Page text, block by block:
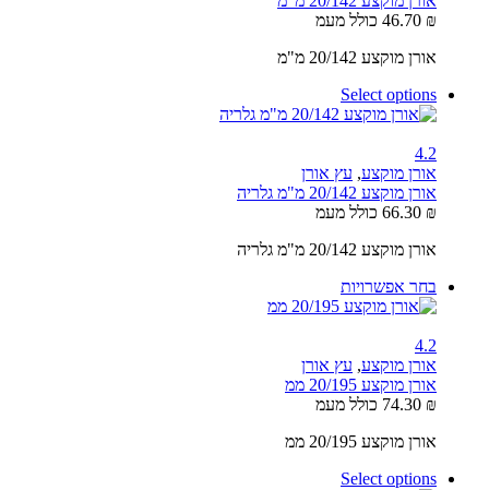
46.70 ₪
כולל מעמ
אורן מוקצע 20/142 מ"מ
Select options
4.2
אורן מוקצע, עץ אורן
אורן מוקצע 20/142 מ"מ גלריה
66.30 ₪
כולל מעמ
אורן מוקצע 20/142 מ"מ גלריה
בחר אפשרויות
4.2
אורן מוקצע, עץ אורן
אורן מוקצע 20/195 ממ
74.30 ₪
כולל מעמ
אורן מוקצע 20/195 ממ
Select options